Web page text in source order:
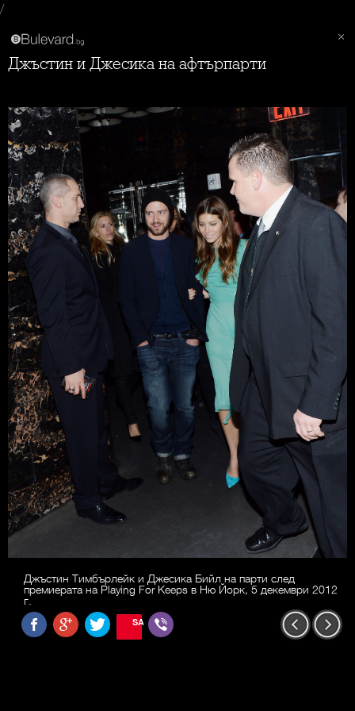
/
Джъстин и Джесика на афтърпарти
Джъстин Тимбърлейк и Джесика Бийл на парти след
премиерата на Playing For Keeps в Ню Йорк, 5 декември 2012
г.
SAVE